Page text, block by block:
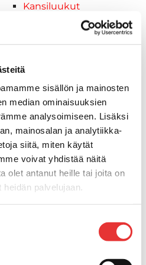
sisällön ja mainosten
median ominaisuuksien
analysoimiseen. Lisäksi
mainosalan ja analytiikka-
siitä, miten käytät
voivat yhdistää näitä
olet antanut heille tai joita on
palvelujaan.
Kansiluukut
Hyttysverkot
ja tukijalat
"clips", muovia
, törmäyslistat ja kansikate